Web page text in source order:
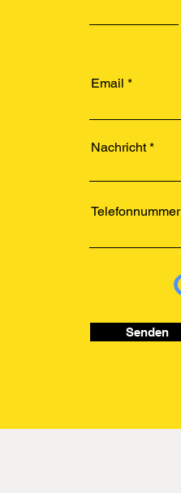
Email
Nachricht
Telefonnummer
Senden